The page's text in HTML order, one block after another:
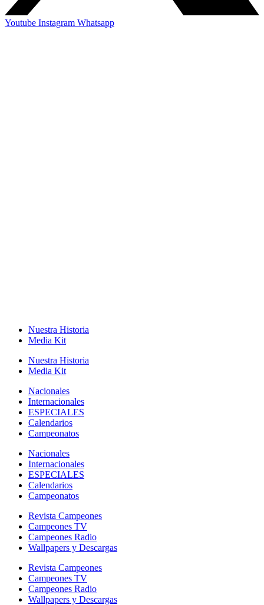
Youtube Instagram Whatsapp
Nuestra Historia
Media Kit
Nuestra Historia
Media Kit
Nacionales
Internacionales
ESPECIALES
Calendarios
Campeonatos
Nacionales
Internacionales
ESPECIALES
Calendarios
Campeonatos
Revista Campeones
Campeones TV
Campeones Radio
Wallpapers y Descargas
Revista Campeones
Campeones TV
Campeones Radio
Wallpapers y Descargas